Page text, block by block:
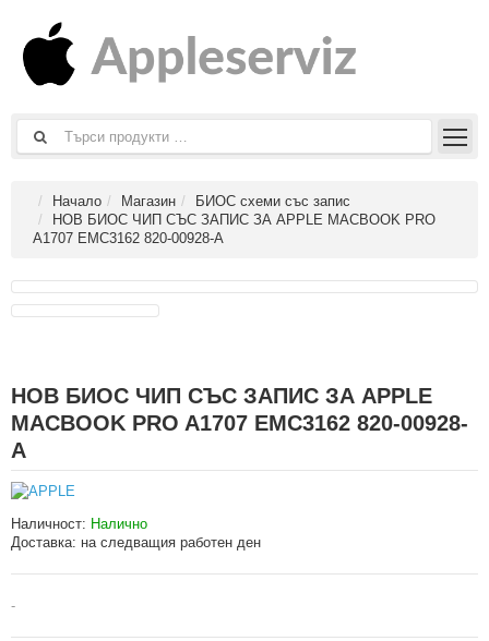
Начало Магазин
БИОС схеми със запис
НОВ БИОС ЧИП СЪС ЗАПИС ЗА APPLE MACBOOK PRO
A1707 EMC3162 820-00928-A
НОВ БИОС ЧИП СЪС ЗАПИС ЗА APPLE
MACBOOK PRO A1707 EMC3162 820-00928-
A
Наличност: Налично
Доставка: на следващия работен ден
-